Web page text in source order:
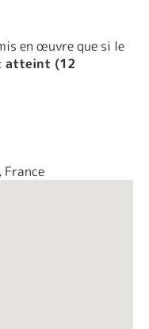
en œuvre que si le
atteint (12
France